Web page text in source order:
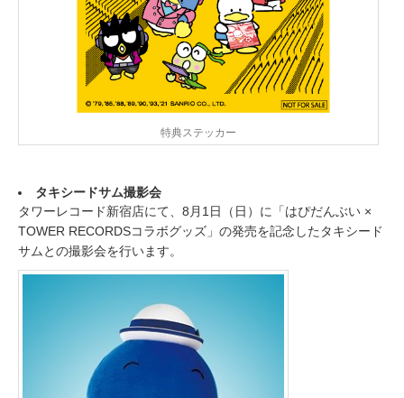
特典ステッカー
タキシードサム撮影会
タワーレコード新宿店にて、8月1日（日）に「はぴだんぶい ×
TOWER RECORDSコラボグッズ」の発売を記念したタキシード
サムとの撮影会を行います。